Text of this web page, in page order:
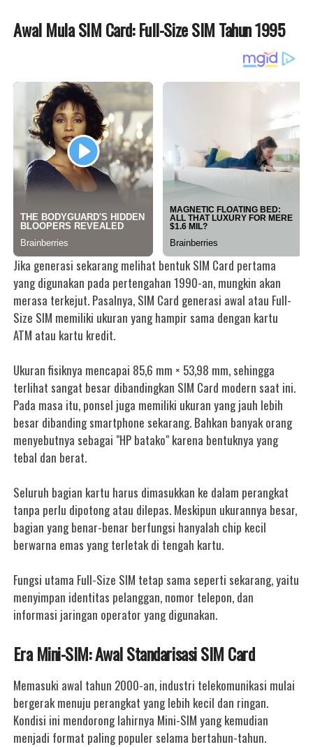
Awal Mula SIM Card: Full-Size SIM Tahun 1995
Jika generasi sekarang melihat bentuk SIM Card pertama
yang digunakan pada pertengahan 1990-an, mungkin akan
merasa terkejut. Pasalnya, SIM Card generasi awal atau Full-
Size SIM memiliki ukuran yang hampir sama dengan kartu
ATM atau kartu kredit.
Ukuran fisiknya mencapai 85,6 mm × 53,98 mm, sehingga
terlihat sangat besar dibandingkan SIM Card modern saat ini.
Pada masa itu, ponsel juga memiliki ukuran yang jauh lebih
besar dibanding smartphone sekarang. Bahkan banyak orang
menyebutnya sebagai "HP batako" karena bentuknya yang
tebal dan berat.
Seluruh bagian kartu harus dimasukkan ke dalam perangkat
tanpa perlu dipotong atau dilepas. Meskipun ukurannya besar,
bagian yang benar-benar berfungsi hanyalah chip kecil
berwarna emas yang terletak di tengah kartu.
Fungsi utama Full-Size SIM tetap sama seperti sekarang, yaitu
menyimpan identitas pelanggan, nomor telepon, dan
informasi jaringan operator yang digunakan.
Era Mini-SIM: Awal Standarisasi SIM Card
Memasuki awal tahun 2000-an, industri telekomunikasi mulai
bergerak menuju perangkat yang lebih kecil dan ringan.
Kondisi ini mendorong lahirnya Mini-SIM yang kemudian
menjadi format paling populer selama bertahun-tahun.